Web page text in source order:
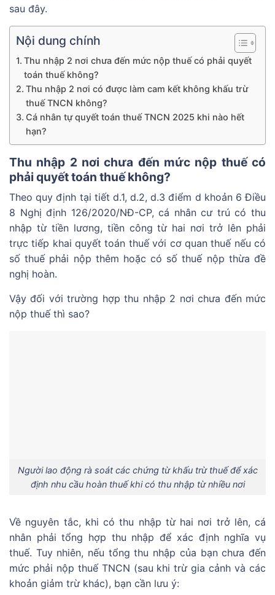
sau đây.
Nội dung chính
Thu nhập 2 nơi chưa đến mức nộp thuế có phải quyết
toán thuế không?
Thu nhập 2 nơi có được làm cam kết không khấu trừ
thuế TNCN không?
Cá nhân tự quyết toán thuế TNCN 2025 khi nào hết
hạn?
Thu nhập 2 nơi chưa đến mức nộp thuế có
phải quyết toán thuế không?
Theo quy định tại tiết d.1, d.2, d.3 điểm d khoản 6 Điều
8 Nghị định 126/2020/NĐ-CP, cá nhân cư trú có thu
nhập từ tiền lương, tiền công từ hai nơi trở lên phải
trực tiếp khai quyết toán thuế với cơ quan thuế nếu có
số thuế phải nộp thêm hoặc có số thuế nộp thừa đề
nghị hoàn.
Vậy đối với trường hợp thu nhập 2 nơi chưa đến mức
nộp thuế thì sao?
Người lao động rà soát các chứng từ khấu trừ thuế để xác
định nhu cầu hoàn thuế khi có thu nhập từ nhiều nơi
Về nguyên tắc, khi có thu nhập từ hai nơi trở lên, cá
nhân phải tổng hợp thu nhập để xác định nghĩa vụ
thuế. Tuy nhiên, nếu tổng thu nhập của bạn chưa đến
mức phải nộp thuế TNCN (sau khi trừ gia cảnh và các
khoản giảm trừ khác), bạn cần lưu ý: